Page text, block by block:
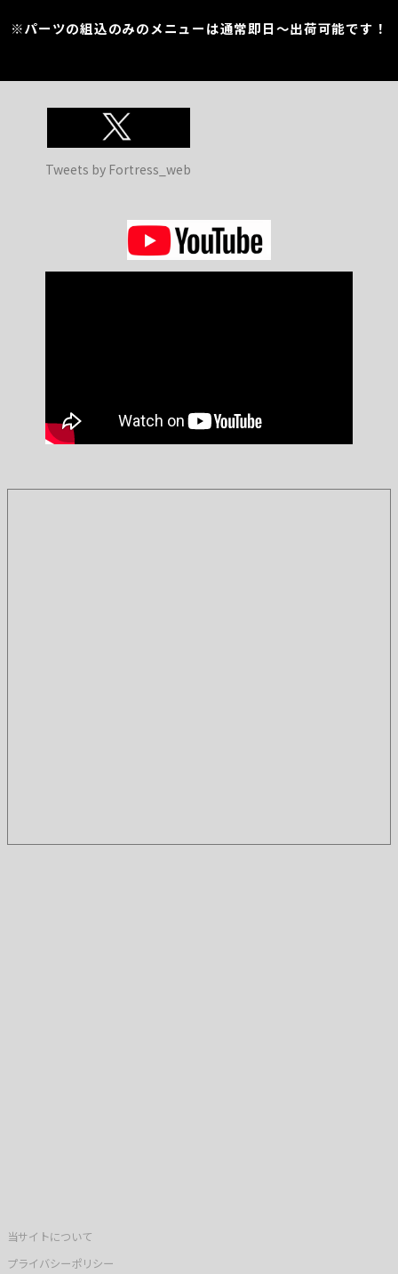
※パーツの組込のみのメニューは通常即日～出荷可能です！
Tweets by Fortress_web
当サイトについて
プライバシーポリシー